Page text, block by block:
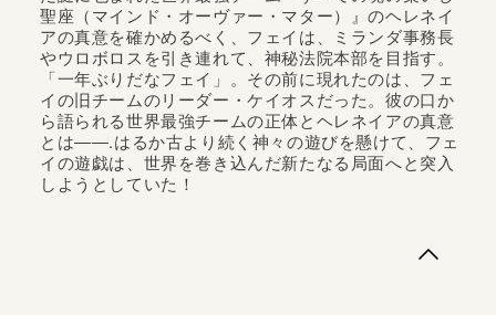
聖座（マインド・オーヴァー・マター）』のヘレネイ
アの真意を確かめるべく、フェイは、ミランダ事務長
やウロボロスを引き連れて、神秘法院本部を目指す。
「一年ぶりだなフェイ」。その前に現れたのは、フェ
イの旧チームのリーダー・ケイオスだった。彼の口か
ら語られる世界最強チームの正体とヘレネイアの真意
とは――.はるか古より続く神々の遊びを懸けて、フェ
イの遊戯は、世界を巻き込んだ新たなる局面へと突入
しようとしていた！